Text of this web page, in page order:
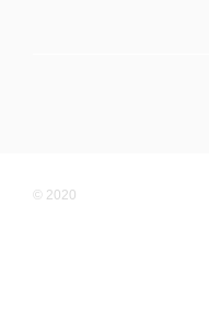
© 2020